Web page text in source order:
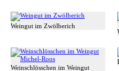
Weingut im Zwölberich
Weinschlösschen im Weingut